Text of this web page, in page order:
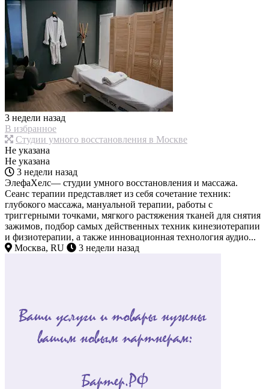
3 недели назад
В избранное
Студии умного восстановления в Москве
Не указана
Не указана
3 недели назад
ЭлефаХелс— студии умного восстановления и массажа.
Сеанс терапии представляет из себя сочетание техник:
глубокого массажа, мануальной терапии, работы с
триггерными точками, мягкого растяжения тканей для снятия
зажимов, подбор самых действенных техник кинезиотерапии
и физиотерапии, а также инновационная технология аудио...
Москва, RU
3 недели назад